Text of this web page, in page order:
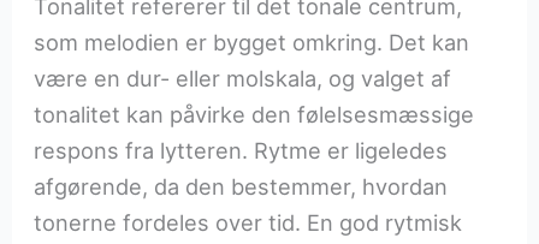
Tonalitet refererer til det tonale centrum,
som melodien er bygget omkring. Det kan
være en dur- eller molskala, og valget af
tonalitet kan påvirke den følelsesmæssige
respons fra lytteren. Rytme er ligeledes
afgørende, da den bestemmer, hvordan
tonerne fordeles over tid. En god rytmisk